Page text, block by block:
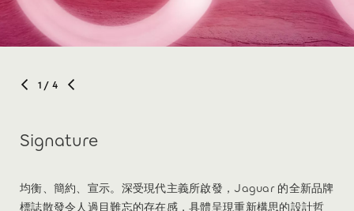
1 / 4
Signature
均衡、簡約、宣示。深受現代主義所啟發，Jaguar 的全新品牌
標誌散發令人過目難忘的存在感，具體呈現重新構思的設計哲